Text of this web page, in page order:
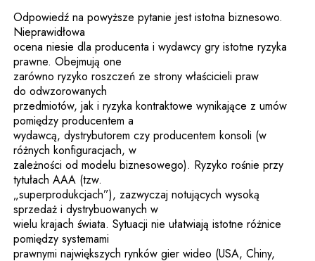
Odpowiedź na powyższe pytanie jest istotna biznesowo.
Nieprawidłowa
ocena niesie dla producenta i wydawcy gry istotne ryzyka
prawne. Obejmują one
zarówno ryzyko roszczeń ze strony właścicieli praw
do odwzorowanych
przedmiotów, jak i ryzyka kontraktowe wynikające z umów
pomiędzy producentem a
wydawcą, dystrybutorem czy producentem konsoli (w
różnych konfiguracjach, w
zależności od modelu biznesowego). Ryzyko rośnie przy
tytułach AAA (tzw.
„superprodukcjach”), zazwyczaj notujących wysoką
sprzedaż i dystrybuowanych w
wielu krajach świata. Sytuacji nie ułatwiają istotne różnice
pomiędzy systemami
prawnymi największych rynków gier wideo (USA, Chiny,